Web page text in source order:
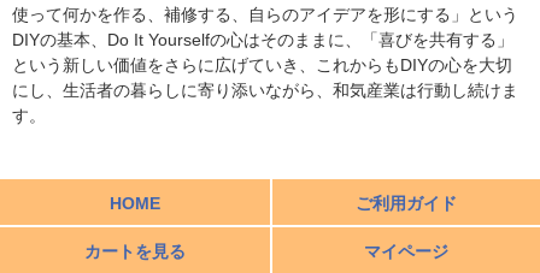
使って何かを作る、補修する、自らのアイデアを形にする」という
DIYの基本、Do It Yourselfの心はそのままに、「喜びを共有する」
という新しい価値をさらに広げていき、これからもDIYの心を大切
にし、生活者の暮らしに寄り添いながら、和気産業は行動し続けま
す。
HOME ご利用ガイド
カートを見る マイページ